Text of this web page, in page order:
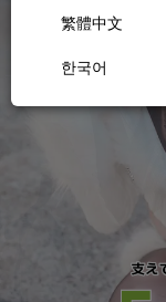
繁體中文
한국어